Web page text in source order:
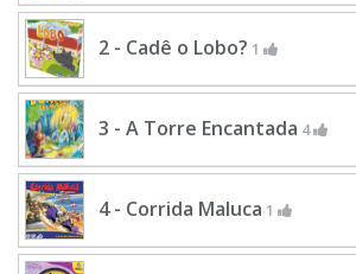
2 - Cadê o Lobo? 1
3 - A Torre Encantada 4
4 - Corrida Maluca 1